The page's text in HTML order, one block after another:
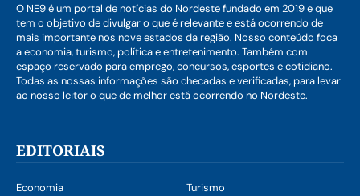
O NE9 é um portal de notícias do Nordeste fundado em 2019 e que
tem o objetivo de divulgar o que é relevante e está ocorrendo de
mais importante nos nove estados da região. Nosso conteúdo foca
a economia, turismo, política e entretenimento. Também com
espaço reservado para emprego, concursos, esportes e cotidiano.
Todas as nossas informações são checadas e verificadas, para levar
ao nosso leitor o que de melhor está ocorrendo no Nordeste.
EDITORIAIS
Economia
Turismo